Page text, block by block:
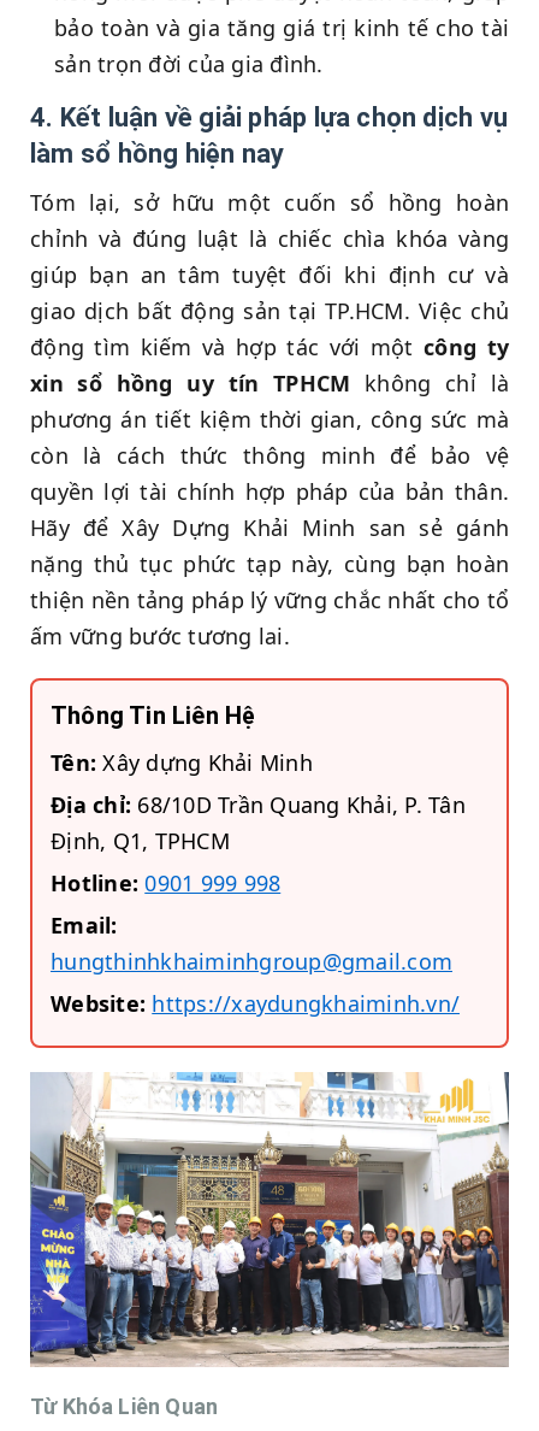
bảo toàn và gia tăng giá trị kinh tế cho tài
sản trọn đời của gia đình.
4. Kết luận về giải pháp lựa chọn dịch vụ
làm sổ hồng hiện nay
Tóm lại, sở hữu một cuốn sổ hồng hoàn
chỉnh và đúng luật là chiếc chìa khóa vàng
giúp bạn an tâm tuyệt đối khi định cư và
giao dịch bất động sản tại TP.HCM. Việc chủ
động tìm kiếm và hợp tác với mộtcông ty
xin sổ hồng uy tín TPHCM không chỉ là
phương án tiết kiệm thời gian, công sức mà
còn là cách thức thông minh để bảo vệ
quyền lợi tài chính hợp pháp của bản thân.
Hãy để Xây Dựng Khải Minh san sẻ gánh
nặng thủ tục phức tạp này, cùng bạn hoàn
thiện nền tảng pháp lý vững chắc nhất cho tổ
ấm vững bước tương lai.
Thông Tin Liên Hệ
Tên: Xây dựng Khải Minh
Địa chỉ: 68/10D Trần Quang Khải, P. Tân
Định, Q1, TPHCM
Hotline: 0901 999 998
Email:
hungthinhkhaiminhgroup@gmail.com
Website: https://xaydungkhaiminh.vn/
Từ Khóa Liên Quan